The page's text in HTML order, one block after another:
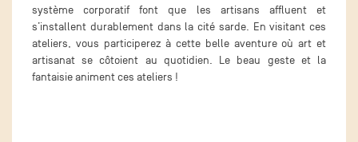
système corporatif font que les artisans affluent et
s’installent durablement dans la cité sarde. En visitant ces
ateliers, vous participerez à cette belle aventure où art et
artisanat se côtoient au quotidien. Le beau geste et la
fantaisie animent ces ateliers !